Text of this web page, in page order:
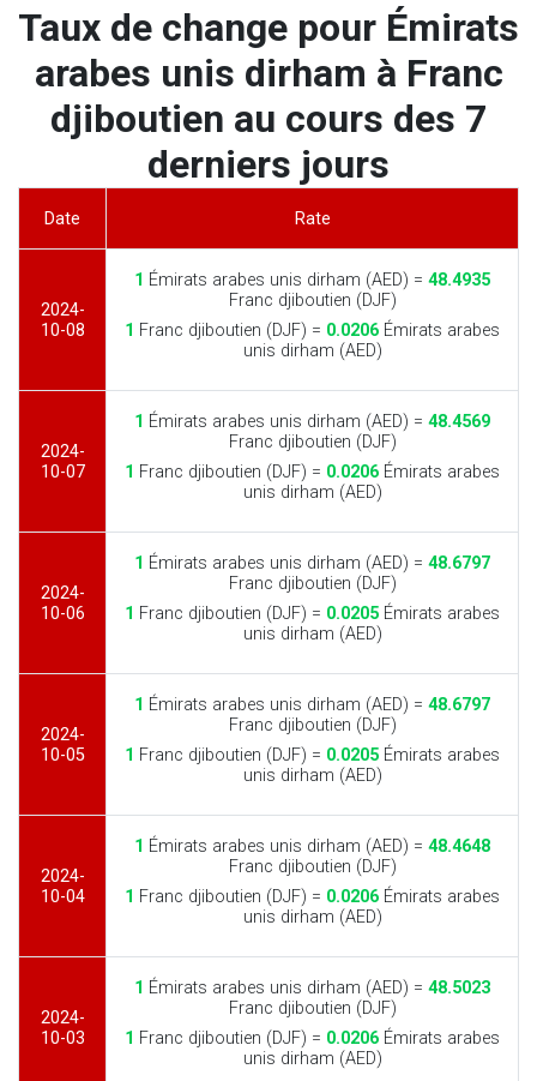
Taux de change pour Émirats
arabes unis dirham à Franc
djiboutien au cours des 7
derniers jours
Date Rate
2024-
10-08
1 Émirats arabes unis dirham (AED) = 48.4935
Franc djiboutien (DJF)
1 Franc djiboutien (DJF) = 0.0206 Émirats arabes
unis dirham (AED)
2024-
10-07
1 Émirats arabes unis dirham (AED) = 48.4569
Franc djiboutien (DJF)
1 Franc djiboutien (DJF) = 0.0206 Émirats arabes
unis dirham (AED)
2024-
10-06
1 Émirats arabes unis dirham (AED) = 48.6797
Franc djiboutien (DJF)
1 Franc djiboutien (DJF) = 0.0205 Émirats arabes
unis dirham (AED)
2024-
10-05
1 Émirats arabes unis dirham (AED) = 48.6797
Franc djiboutien (DJF)
1 Franc djiboutien (DJF) = 0.0205 Émirats arabes
unis dirham (AED)
2024-
10-04
1 Émirats arabes unis dirham (AED) = 48.4648
Franc djiboutien (DJF)
1 Franc djiboutien (DJF) = 0.0206 Émirats arabes
unis dirham (AED)
2024-
10-03
1 Émirats arabes unis dirham (AED) = 48.5023
Franc djiboutien (DJF)
1 Franc djiboutien (DJF) = 0.0206 Émirats arabes
unis dirham (AED)